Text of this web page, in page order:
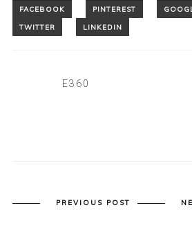
E360
PREVIOUS POST